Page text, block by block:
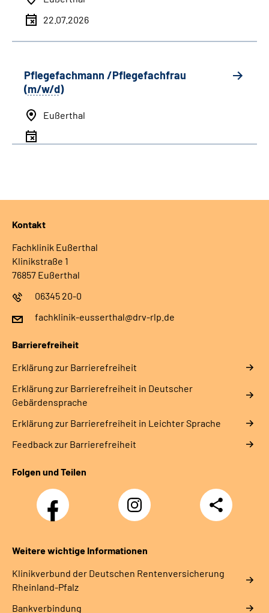
22.07.2026
Pflegefachmann /Pflegefachfrau
(m/w/d)
Eußerthal
Kontakt
Fachklinik Eußerthal
Klinikstraße 1
76857 Eußerthal
06345 20-0
fachklinik-eusserthal@drv-rlp.de
Barrierefreiheit
Erklärung zur Barrierefreiheit
Erklärung zur Barrierefreiheit in Deutscher
Gebärdensprache
Erklärung zur Barrierefreiheit in Leichter Sprache
Feedback zur Barrierefreiheit
Folgen und Teilen
Facebook
Instagram
DRV
Nachwuchskräfte
Teilen
Weitere wichtige Informationen
Klinikverbund der Deutschen Rentenversicherung
Rheinland-Pfalz
Bankverbindung